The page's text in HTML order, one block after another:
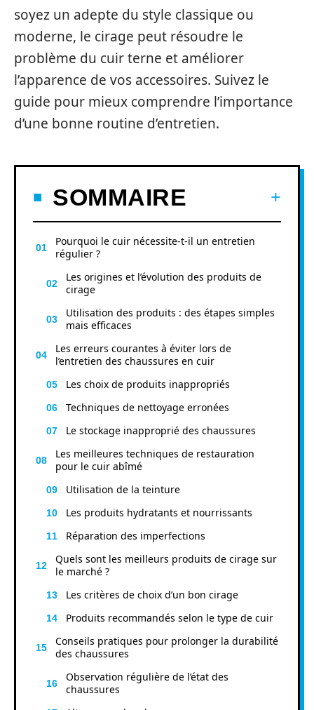
soyez un adepte du style classique ou
moderne, le cirage peut résoudre le
problème du cuir terne et améliorer
l’apparence de vos accessoires. Suivez le
guide pour mieux comprendre l’importance
d’une bonne routine d’entretien.
SOMMAIRE
Pourquoi le cuir nécessite-t-il un entretien
régulier ?
Les origines et l’évolution des produits de
cirage
Utilisation des produits : des étapes simples
mais efficaces
Les erreurs courantes à éviter lors de
l’entretien des chaussures en cuir
Les choix de produits inappropriés
Techniques de nettoyage erronées
Le stockage inapproprié des chaussures
Les meilleures techniques de restauration
pour le cuir abîmé
Utilisation de la teinture
Les produits hydratants et nourrissants
Réparation des imperfections
Quels sont les meilleurs produits de cirage sur
le marché ?
Les critères de choix d’un bon cirage
Produits recommandés selon le type de cuir
Conseils pratiques pour prolonger la durabilité
des chaussures
Observation régulière de l’état des
chaussures